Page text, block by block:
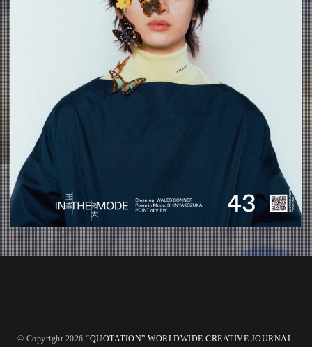
© Copyright 2026 “QUOTATION” WORLDWIDE CREATIVE JOURNAL.